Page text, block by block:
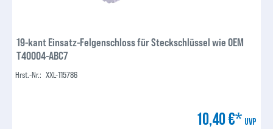
19-kant Einsatz-Felgenschloss für Steckschlüssel wie OEM
T40004-ABC7
Hrst.-Nr.: XXL-115786
10,40 €* UVP